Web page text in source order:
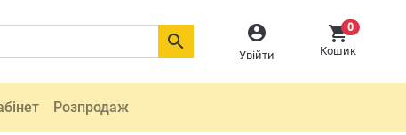

Увійти
0
Кошик

Розпродаж